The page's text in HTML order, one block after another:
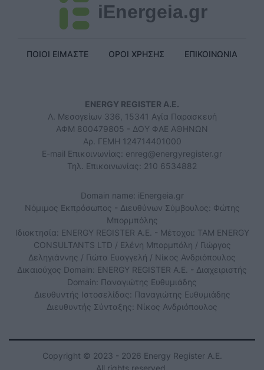
iEnergeia.gr
ΠΟΙΟΙ ΕΙΜΑΣΤΕ ΟΡΟΙ ΧΡΗΣΗΣ ΕΠΙΚΟΙΝΩΝΙΑ
ENERGY REGISTER Α.Ε.
Λ. Μεσογείων 336, 15341 Αγία Παρασκευή
ΑΦΜ 800479805 - ΔΟΥ ΦΑΕ ΑΘΗΝΩΝ
Αρ. ΓΕΜΗ 124714401000
E-mail Επικοινωνίας: enreg@energyregister.gr
Τηλ. Επικοινωνίας: 210 6534882
Domain name: iEnergeia.gr
Νόμιμος Εκπρόσωπος - Διευθύνων Σύμβουλος: Φώτης
Μπορμπόλης
Ιδιοκτησία: ENERGY REGISTER Α.Ε. - Μέτοχοι: TAM ENERGY
CONSULTANTS LTD / Ελένη Μπορμπόλη / Γιώργος
Δεληγιάννης / Γιώτα Ευαγγελή / Νίκος Ανδριόπουλος
Δικαιούχος Domain: ENERGY REGISTER Α.Ε. - Διαχειριστής
Domain: Παναγιώτης Ευθυμιάδης
Διευθυντής Ιστοσελίδας: Παναγιώτης Ευθυμιάδης
Διευθυντής Σύνταξης: Νίκος Ανδριόπουλος
Copyright © 2023 - 2026 Energy Register Α.Ε.